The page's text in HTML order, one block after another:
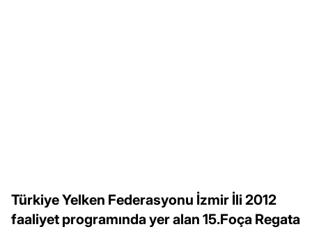
Türkiye Yelken Federasyonu İzmir İli 2012
faaliyet programında yer alan 15.Foça Regata